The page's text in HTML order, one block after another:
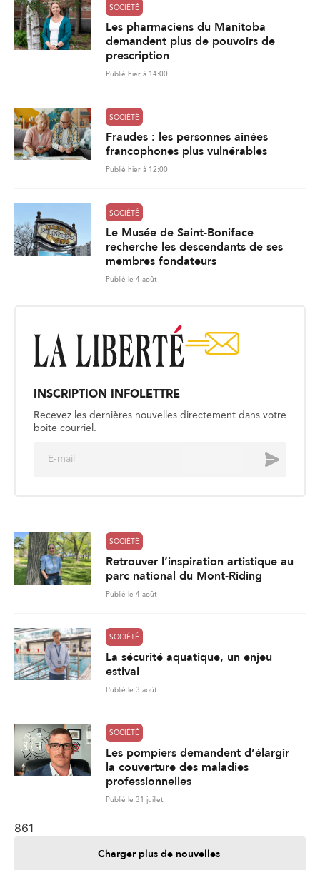
SOCIÉTÉ
Les pharmaciens du Manitoba
demandent plus de pouvoirs de
prescription
Publié hier à 14:00
SOCIÉTÉ
Fraudes : les personnes ainées
francophones plus vulnérables
Publié hier à 12:00
SOCIÉTÉ
Le Musée de Saint-Boniface
recherche les descendants de ses
membres fondateurs
Publié le 4 août
INSCRIPTION INFOLETTRE
Recevez les dernières nouvelles directement dans votre
boite courriel.
Envoyer
SOCIÉTÉ
Retrouver l’inspiration artistique au
parc national du Mont-Riding
Publié le 4 août
SOCIÉTÉ
La sécurité aquatique, un enjeu
estival
Publié le 3 août
SOCIÉTÉ
Les pompiers demandent d’élargir
la couverture des maladies
professionnelles
Publié le 31 juillet
861
Charger plus de nouvelles